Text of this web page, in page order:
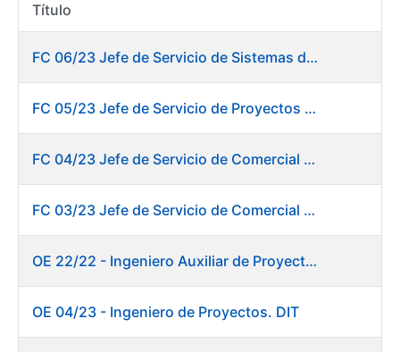
Mostrar/Ocultar
Mostrar/Ocultar
Mostrar/Ocultar
Título
FC 06/23 Jefe de Servicio de Sistemas de Información de Fábrica de Papel
FC 05/23 Jefe de Servicio de Proyectos Digitales
FC 04/23 Jefe de Servicio de Comercial de Productos Gráficos
FC 03/23 Jefe de Servicio de Comercial de Documentos de Identificación y Tarjetas y Servicios Digitales
OE 22/22 - Ingeniero Auxiliar de Proyectos. DIT
OE 04/23 - Ingeniero de Proyectos. DIT